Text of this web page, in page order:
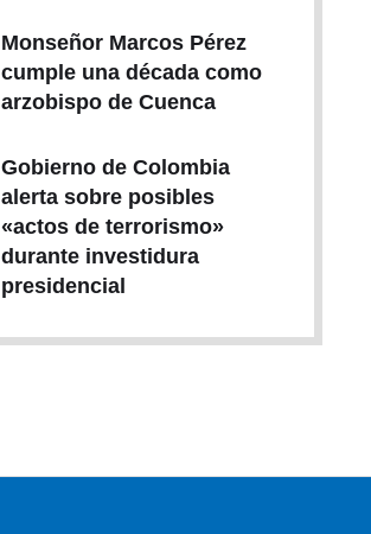
Monseñor Marcos Pérez
cumple una década como
arzobispo de Cuenca
Gobierno de Colombia
alerta sobre posibles
«actos de terrorismo»
durante investidura
presidencial